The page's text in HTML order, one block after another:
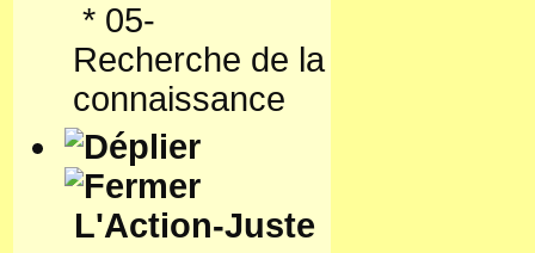
* 05-
Recherche de la
connaissance
L'Action-Juste